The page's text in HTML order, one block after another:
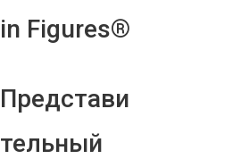
in Figures®
Представи
тельный